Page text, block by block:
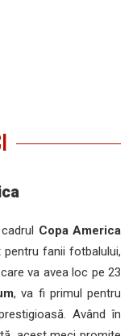
Copa America
fanii fotbalului,
va avea loc pe 23
, va fi primul pentru
Având în